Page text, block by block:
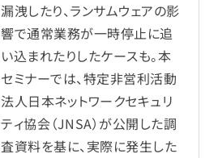
漏洩したり、ランサムウェアの影
響で通常業務が一時停止に追
い込まれたりしたケースも。本
セミナーでは、特定非営利活動
法人日本ネットワークセキュリ
ティ協会（JNSA）が公開した調
査資料を基に、実際に発生した